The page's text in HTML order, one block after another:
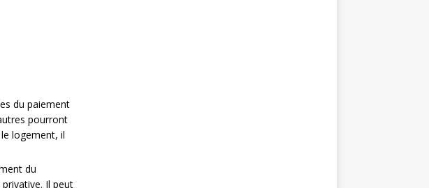
du paiement
pourront
logement, il
du
Il peut